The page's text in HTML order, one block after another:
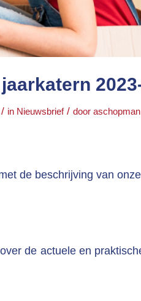
/ in Nieuwsbrief / door aschopman
de beschrijving van
de actuele en